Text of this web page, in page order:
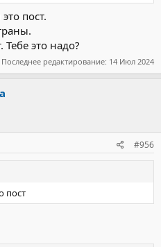
пост.
это надо?
Последнее редактирование: 14 Июл 2024
#956
пост